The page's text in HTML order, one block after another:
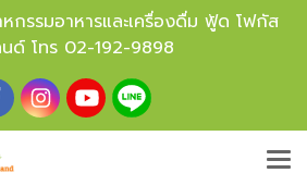
กรรมอาหารและเครื่องดื่ม ฟู้ด โฟกัส
ด์ โทร 02-192-9898